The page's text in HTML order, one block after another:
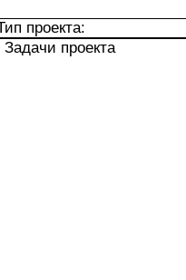
проекта:
Задачи проекта